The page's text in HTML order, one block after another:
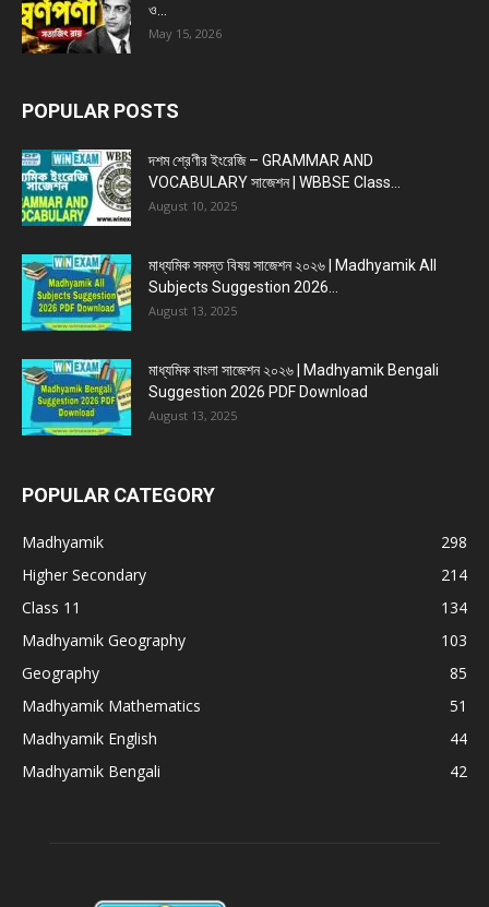
ও...
May 15, 2026
POPULAR POSTS
দশম শ্রেণীর ইংরেজি – GRAMMAR AND
VOCABULARY সাজেশন | WBBSE Class...
August 10, 2025
মাধ্যমিক সমস্ত বিষয় সাজেশন ২০২৬ | Madhyamik All
Subjects Suggestion 2026...
August 13, 2025
মাধ্যমিক বাংলা সাজেশন ২০২৬ | Madhyamik Bengali
Suggestion 2026 PDF Download
August 13, 2025
POPULAR CATEGORY
Madhyamik
298
Higher Secondary
214
Class 11
134
Madhyamik Geography
103
Geography
85
Madhyamik Mathematics
51
Madhyamik English
44
Madhyamik Bengali
42